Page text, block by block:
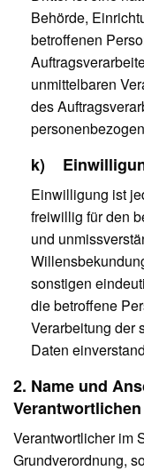
Behörde,
betroffenen
unmittelbaren
des
k)
Einwilligung ist
freiwillig für den
und
sonstigen
die betroffene
Verarbeitung der
Daten
2. Name und
Verantwortlichen
Verantwortlicher im
Grundverordnung,